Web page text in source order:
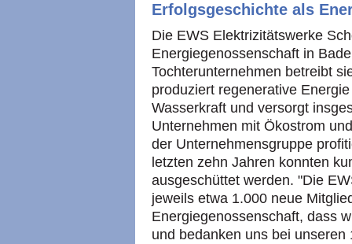
Erfolgsgeschichte als
Die EWS Elektrizitätswerke
Energiegenossenschaft in
Tochterunternehmen betreibt
produziert regenerative
Wasserkraft und versorgt
Unternehmen mit Ökostrom
der Unternehmensgruppe
letzten zehn Jahren konnten
ausgeschüttet werden. "Die
jeweils etwa 1.000 neue
Energiegenossenschaft, dass
und bedanken uns bei